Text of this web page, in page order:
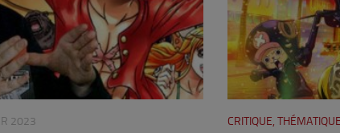
2023 CRITIQUE,